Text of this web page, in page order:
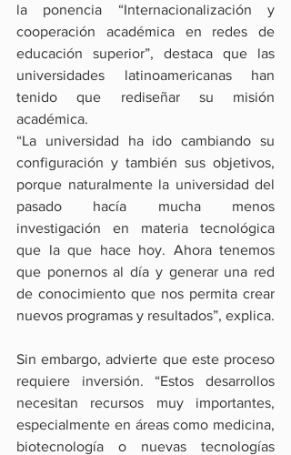
la ponencia “Internacionalización y
cooperación académica en redes de
educación superior”, destaca que las
universidades latinoamericanas han
tenido que rediseñar su misión
académica.
“La universidad ha ido cambiando su
configuración y también sus objetivos,
porque naturalmente la universidad del
pasado hacía mucha menos
investigación en materia tecnológica
que la que hace hoy. Ahora tenemos
que ponernos al día y generar una red
de conocimiento que nos permita crear
nuevos programas y resultados”, explica.
Sin embargo, advierte que este proceso
requiere inversión. “Estos desarrollos
necesitan recursos muy importantes,
especialmente en áreas como medicina,
biotecnología o nuevas tecnologías